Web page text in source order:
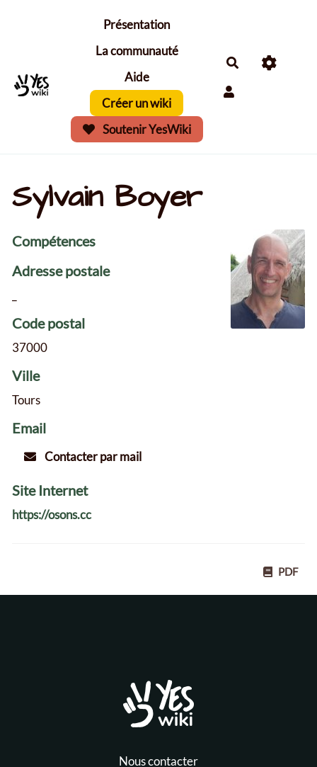
Aller au contenu principal
Présentation
La communauté
Aide
Créer un wiki
Soutenir YesWiki
Sylvain Boyer
Compétences
Adresse postale
Code postal
37000
Ville
Tours
Email
Contacter par mail
Site Internet
https://osons.cc
PDF
Nous contacter